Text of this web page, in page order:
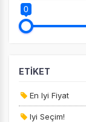
0
ETİKET
En Iyi Fiyat
Iyi Seçim!